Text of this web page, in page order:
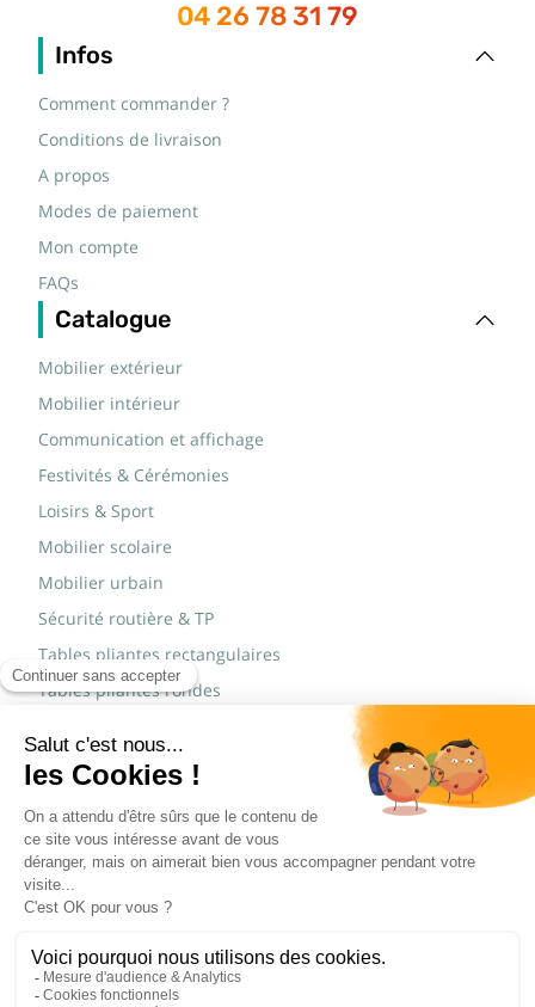
04 26 78 31 79
Infos
Comment commander ?
Conditions de livraison
A propos
Modes de paiement
Mon compte
FAQs
Catalogue
Mobilier extérieur
Mobilier intérieur
Communication et affichage
Festivités & Cérémonies
Loisirs & Sport
Mobilier scolaire
Mobilier urbain
Sécurité routière & TP
Tables pliantes rectangulaires
Tables pliantes rondes
Marques
JAD Groupe
Procity®
© Copyright 2015 - 2026,